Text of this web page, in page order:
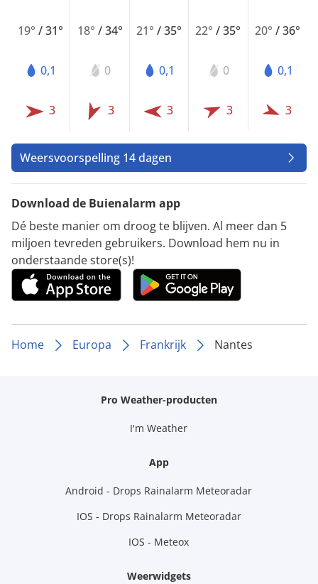
19°/31°
0,1
3
18° /34°
0
3
21° /35°
0,1
3
22°/35°
0
3
20° /36°
0,1
3
Weersvoorspelling 14 dagen
Download de Buienalarm app
Dé beste manier om droog te blijven. Al meer dan 5
miljoen tevreden gebruikers. Download hem nu in
onderstaande store(s)!
Home Europa Frankrijk Nantes
Pro Weather-producten
I'm Weather
App
Android - Drops Rainalarm Meteoradar
IOS - Drops Rainalarm Meteoradar
IOS - Meteox
Weerwidgets